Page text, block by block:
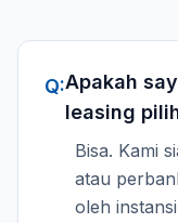
Q:Apakah
leasing
Bisa. Kami
atau
oleh